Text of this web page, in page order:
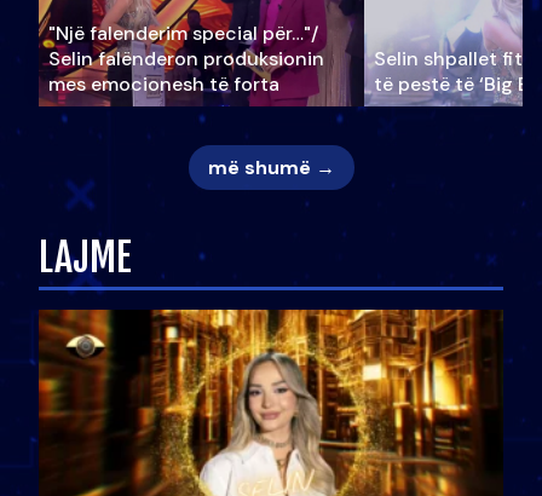
"Një falenderim special për…"/
Selin falënderon produksionin
mes emocionesh të forta
Selin shpallet
të pestë të ‘Big
më shumë →
LAJME